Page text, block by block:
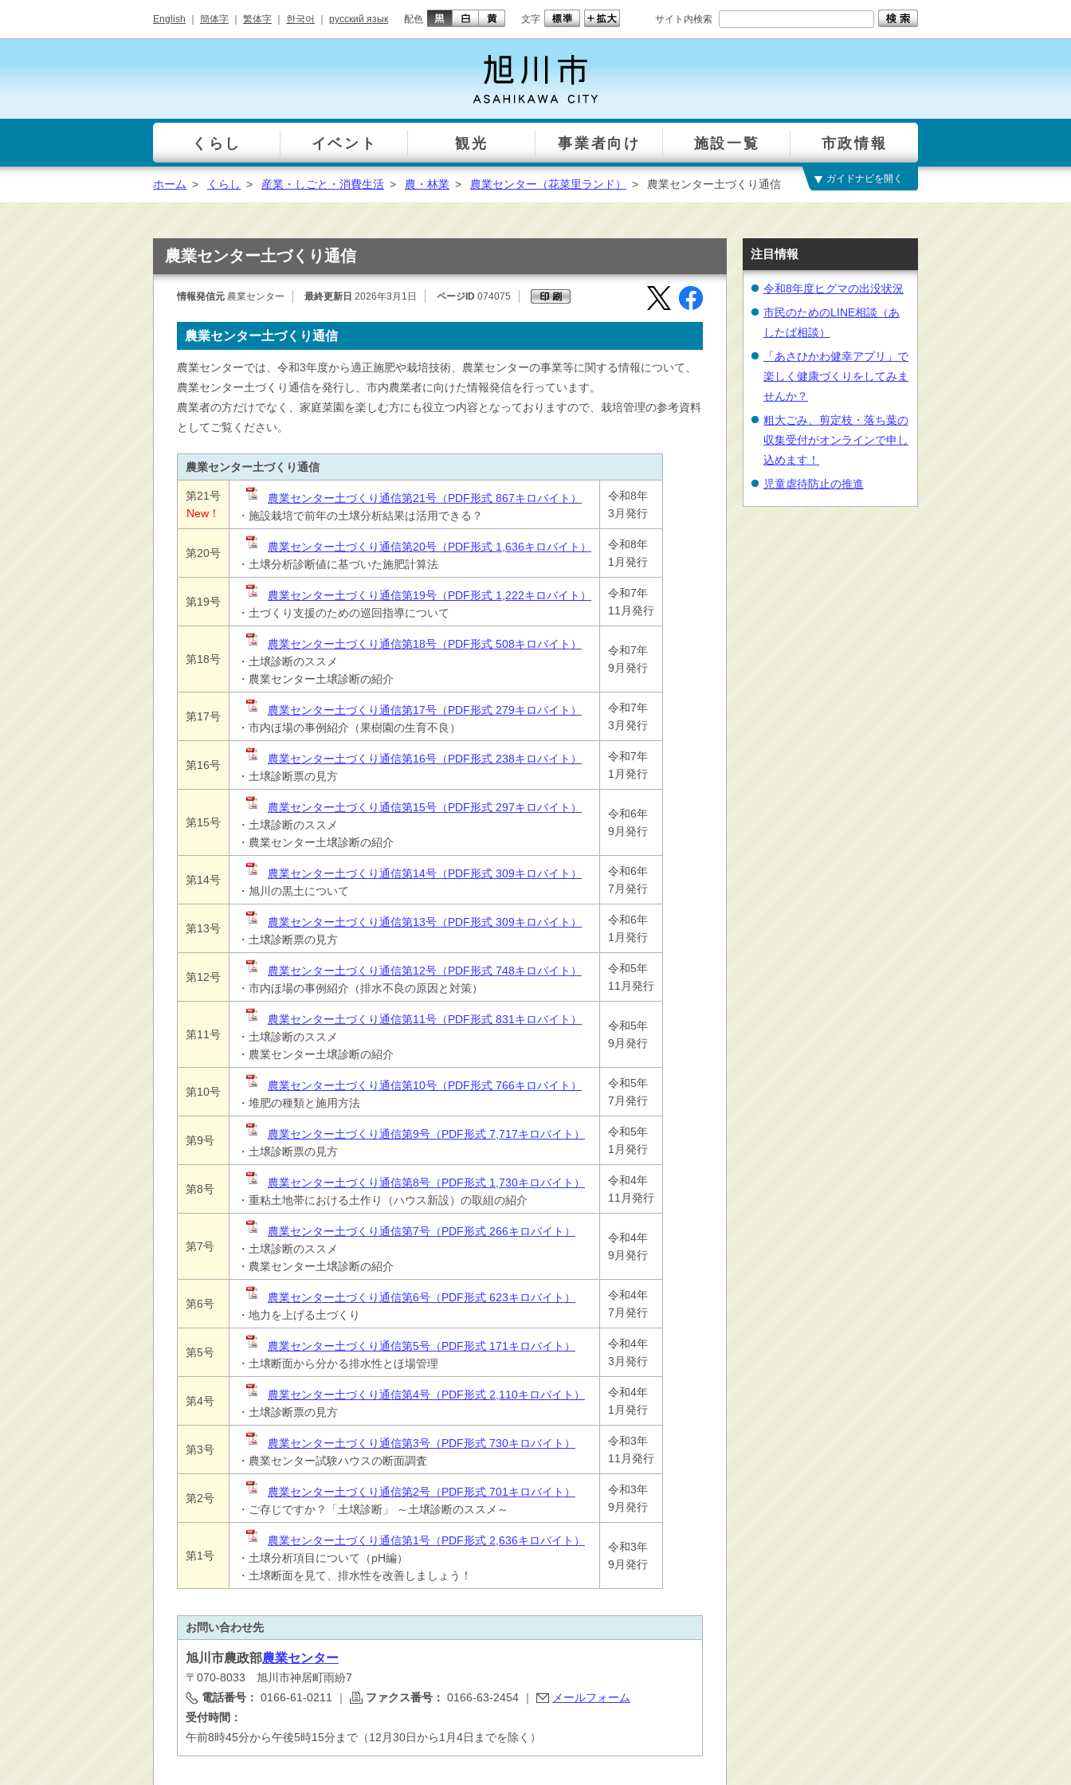
English 簡体字 繁体字 한국어 русский язык 配色 文字 サイト内検索
一覧
くらし イベント 観光 事業者向け 施設一覧 市政情報
総合窓口
手続き・届出（戸籍・
ごみ・リサイクル・環
境保全
消防・救急
防災・安全
学ぶ・文化・スポーツ
移住情報
住宅・土地・都市計画
市民活動・参加・地域
まちづくり
水道・除雪・土木
公共交通・空港
市議会・選挙
その他
ガイドナビを開く
ホーム > くらし > 産業・しごと・消費生活 > 農・林業 > 農業センター（花菜里ランド） > 農業センター土づくり通信
農業センター土づくり通信
情報発信元 農業センター 最終更新日 2026年3月1日 ページID 074075
農業センター土づくり通信
農業センターでは、令和3年度から適正施肥や栽培技術、農業センターの事業等に関する情報について、
農業センター土づくり通信を発行し、市内農業者に向けた情報発信を行っています。
農業者の方だけでなく、家庭菜園を楽しむ方にも役立つ内容となっておりますので、栽培管理の参考資料
としてご覧ください。
農業センター土づくり通信
第21号
New！
農業センター土づくり通信第21号（PDF形式 867キロバイト）
・施設栽培で前年の土壌分析結果は活用できる？
令和8年
3月発行
第20号
農業センター土づくり通信第20号（PDF形式 1,636キロバイト）
・土壌分析診断値に基づいた施肥計算法
令和8年
1月発行
第19号 農業センター土づくり通信第19号 （PDF形式 1,222キロバイト）
・土づくり支援のための巡回指導について
令和7年
11月発行
第18号
農業センター土づくり通信第18号（PDF形式 508キロバイト）
・土壌診断のススメ
・農業センター土壌診断の紹介
令和7年
9月発行
第17号
農業センター土づくり通信第17号（PDF形式 279キロバイト）
・市内ほ場の事例紹介（果樹園の生育不良）
令和7年
3月発行
第16号
農業センター土づくり通信第16号（PDF形式 238キロバイト）
・土壌診断票の見方
令和7年
1月発行
第15号
農業センター土づくり通信第15号（PDF形式 297キロバイト）
・土壌診断のススメ
・農業センター土壌診断の紹介
令和6年
9月発行
第14号
農業センター土づくり通信第14号（PDF形式 309キロバイト）
・旭川の黒土について
令和6年
7月発行
第13号
農業センター土づくり通信第13号（PDF形式 309キロバイト）
・土壌診断票の見方
令和6年
1月発行
第12号
農業センター土づくり通信第12号（PDF形式 748キロバイト）
・市内ほ場の事例紹介（排水不良の原因と対策）
令和5年
11月発行
第11号
農業センター土づくり通信第11号（PDF形式 831キロバイト）
・土壌診断のススメ
・農業センター土壌診断の紹介
令和5年
9月発行
第10号
農業センター土づくり通信第10号（PDF形式 766キロバイト）
・堆肥の種類と施用方法
令和5年
7月発行
第9号
農業センター土づくり通信第9号（PDF形式 7,717キロバイト）
・土壌診断票の見方
令和5年
1月発行
第8号
農業センター土づくり通信第8号（PDF形式 1,730キロバイト）
・重粘土地帯における土作り（ハウス新設）の取組の紹介
令和4年
11月発行
第7号
農業センター土づくり通信第7号（PDF形式 266キロバイト）
・土壌診断のススメ
・農業センター土壌診断の紹介
令和4年
9月発行
第6号
農業センター土づくり通信第6号（PDF形式 623キロバイト）
・地力を上げる土づくり
令和4年
7月発行
第5号
農業センター土づくり通信第5号（PDF形式 171キロバイト）
・土壌断面から分かる排水性とほ場管理
令和4年
3月発行
第4号
農業センター土づくり通信第4号（PDF形式 2,110キロバイト）
・土壌診断票の見方
令和4年
1月発行
第3号
農業センター土づくり通信第3号（PDF形式 730キロバイト）
・農業センター試験ハウスの断面調査
令和3年
11月発行
第2号
農業センター土づくり通信第2号（PDF形式 701キロバイト）
・ご存じですか？「土壌診断」 ～土壌診断のススメ～
令和3年
9月発行
第1号
農業センター土づくり通信第1号（PDF形式 2,636キロバイト）
・土壌分析項目について（pH編）
・土壌断面を見て、排水性を改善しましょう！
令和3年
9月発行
お問い合わせ先
旭川市農政部農業センター
〒070-8033 旭川市神居町雨紛7
電話番号： 0166-61-0211 ｜ ファクス番号： 0166-63-2454 ｜
メールフォーム
受付時間：
午前8時45分から午後5時15分まで（12月30日から1月4日までを除く）
注目情報
令和8年度ヒグマの出没状況
市民のためのLINE相談（あ
したば相談）
「あさひかわ健幸アプリ」で
楽しく健康づくりをしてみま
せんか？
粗大ごみ、剪定枝・落ち葉の
収集受付がオンラインで申し
込めます！
児童虐待防止の推進